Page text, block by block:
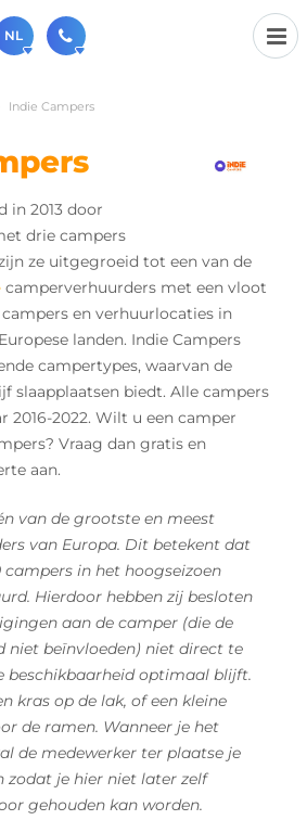
NL
Indie Campers
in 2013 door
drie campers
ze uitgegroeid tot een van de
camperverhuurders met een vloot
en verhuurlocaties in
landen. Indie Campers
campertypes, waarvan de
slaapplaatsen biedt. Alle campers
2016-2022. Wilt u een camper
Vraag dan gratis en
aan.
van de grootste en meest
van Europa. Dit betekent dat
campers in het hoogseizoen
Hierdoor hebben zij besloten
aan de camper (die de
niet beïnvloeden) niet direct te
beschikbaarheid optimaal blijft.
kras op de lak, of een kleine
de ramen. Wanneer je het
de medewerker ter plaatse je
zodat je hier niet later zelf
gehouden kan worden.